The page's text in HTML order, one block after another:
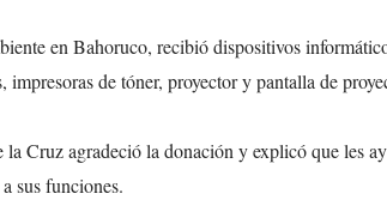
en Bahoruco, recibió dispositivos
impresoras de tóner, proyector y pantalla de
Cruz agradeció la donación y explicó que les
sus funciones.